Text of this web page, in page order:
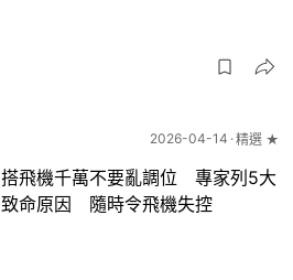
2026-04-14 精選 ★
搭飛機千萬不要亂調位 專家列5大
致命原因 隨時令飛機失控